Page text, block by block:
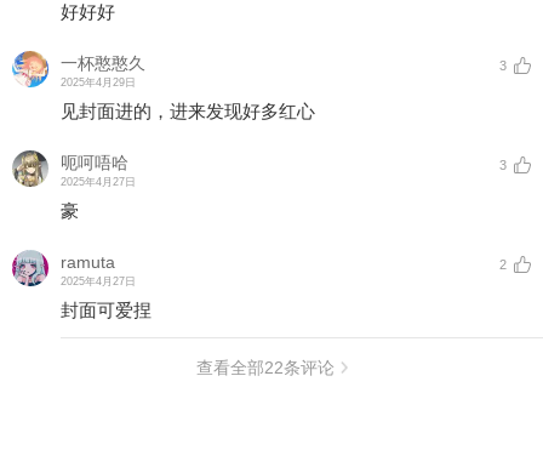
好好好
一杯憨憨久
2025年4月29日
3
见封面进的，进来发现好多红心
呃呵唔哈
2025年4月27日
3
豪
ramuta
2025年4月27日
2
封面可爱捏
查看全部22条评论